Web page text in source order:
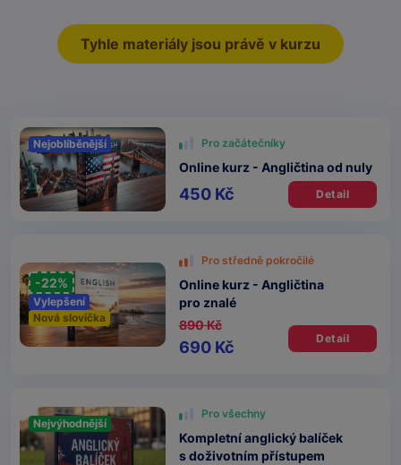
Tyhle materiály jsou právě v kurzu
Nejoblíběnější Pro začátečníky
Online kurz - Angličtina od nuly
450 Kč Detail
-22%
Vylepšení
Nová slovíčka
Pro středně pokročilé
Online kurz - Angličtina
pro znalé
890 Kč
690 Kč Detail
Nejvýhodnější
Pro všechny
Kompletní anglický balíček
s doživotním přístupem